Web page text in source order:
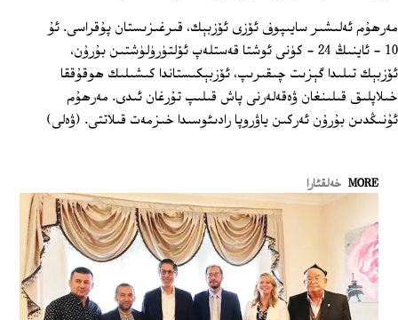
مەرھۇم ئەلىشىر سايىپوف ئۆزى ئۆزبېك، قىرغىزىستان پۇقراسى. ئۇ
10 ‏- ئاينىڭ 24 ‏- كۈنى ئوشتا قەستلەپ ئۆلتۈرۈلۈشتىن بۇرۇن،
ئۆزبېك تىلىدا گېزىت چىقىرىپ، ئۆزبېكىستاندا كىشىلىك ھوقۇققا
خىلاپلىق قىلىنغان ۋەقەلەرنى پاش قىلىپ تۇرغان ئىدى. مەرھۇم
ئۇنىڭدىن بۇرۇن ئەركىن ياۋروپا رادىئوسىدا خىزمەت قىلاتتى. (ۋەلى)
MORE خەلقئارا